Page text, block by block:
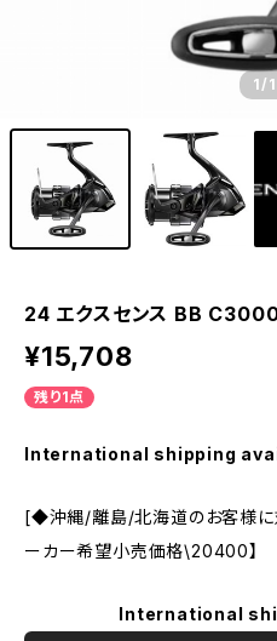
1/
24 エクスセンス BB
¥15,708
残り1点
International shipping
[◆沖縄/離島/北海道のお客様に
ーカー希望小売価格\20400】
International